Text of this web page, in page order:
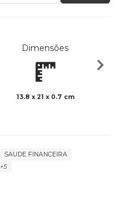
Dimensões
13.8 x 21 x 0.7 cm
SAUDE FINANCEIRA
+5